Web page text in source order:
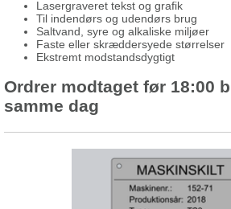
Lasergraveret tekst og grafik
Til indendørs og udendørs brug
Saltvand, syre og alkaliske miljøer
Faste eller skræddersyede størrelser
Ekstremt modstandsdygtigt
Ordrer modtaget før 18:00
samme dag